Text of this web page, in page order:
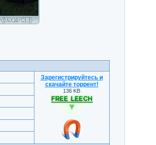
Зарегистрируйтесь и
скачайте торрент!
136 KB